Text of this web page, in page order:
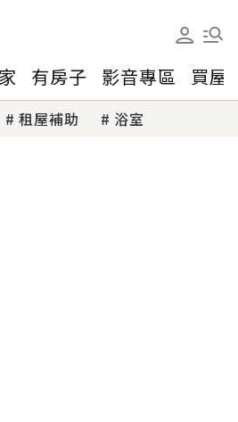
有房子 影音專區 買屋
租屋補助 浴室